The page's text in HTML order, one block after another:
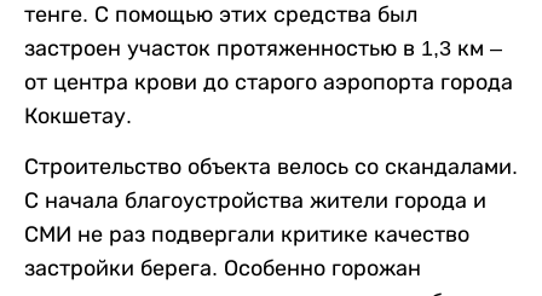
тенге. С помощью этих средства был
застроен участок протяженностью в 1,3 км –
от центра крови до старого аэропорта города
Кокшетау.
Строительство объекта велось со скандалами.
С начала благоустройства жители города и
СМИ не раз подвергали критике качество
застройки берега. Особенно горожан